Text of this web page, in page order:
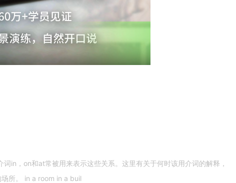
in，on和at常被用来表示这些关系。这里有关于何时该用介词的解释，
所。 in a room in a buil